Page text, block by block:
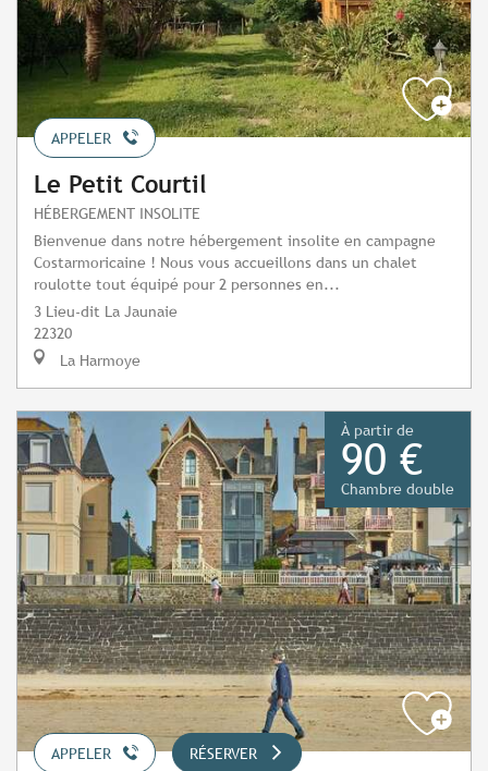
APPELER
Le Petit Courtil
HÉBERGEMENT INSOLITE
Bienvenue dans notre hébergement insolite en campagne
Costarmoricaine ! Nous vous accueillons dans un chalet
roulotte tout équipé pour 2 personnes en...
3 Lieu-dit La Jaunaie
22320
La Harmoye
À partir de
90 €
Chambre double
APPELER RÉSERVER